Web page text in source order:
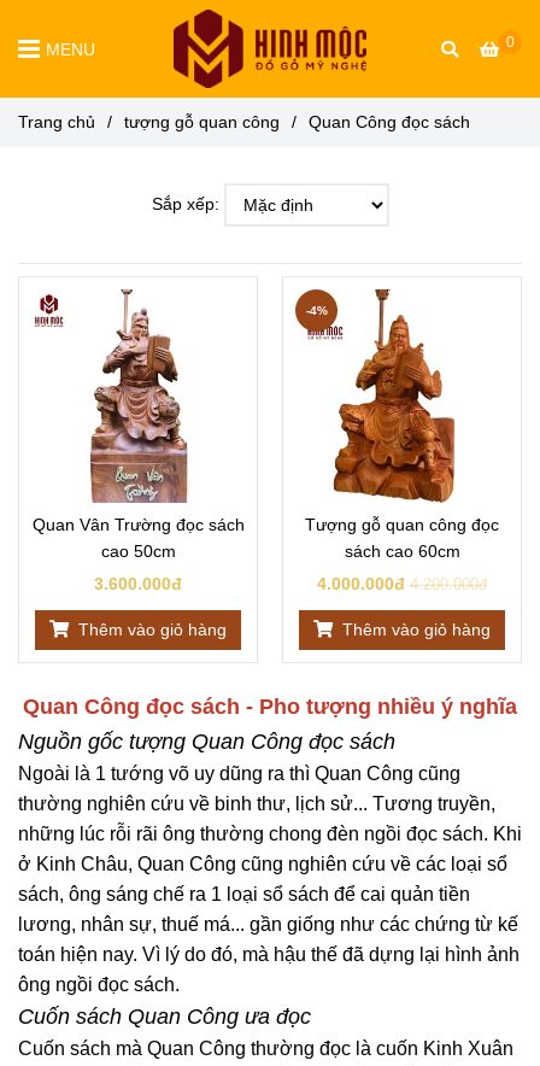
0
MENU
Trang chủ / tượng gỗ quan công / Quan Công đọc sách
Sắp xếp:
Quan Vân Trường đọc sách
cao 50cm
3.600.000đ
Thêm vào giỏ hàng
Tượng gỗ quan công đọc
sách cao 60cm
4.000.000đ 4.200.000đ
-4%
Thêm vào giỏ hàng
Quan Công đọc sách - Pho tượng nhiều ý nghĩa
Nguồn gốc tượng Quan Công đọc sách
Ngoài là 1 tướng võ uy dũng ra thì Quan Công cũng
thường nghiên cứu về binh thư, lịch sử... Tương truyền,
những lúc rỗi rãi ông thường chong đèn ngồi đọc sách. Khi
ở Kinh Châu, Quan Công cũng nghiên cứu về các loại sổ
sách, ông sáng chế ra 1 loại sổ sách để cai quản tiền
lương, nhân sự, thuế má... gần giống như các chứng từ kế
toán hiện nay. Vì lý do đó, mà hậu thế đã dựng lại hình ảnh
ông ngồi đọc sách.
Cuốn sách Quan Công ưa đọc
Cuốn sách mà Quan Công thường đọc là cuốn Kinh Xuân